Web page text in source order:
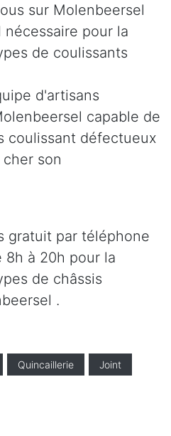
sur Molenbeersel
pour la
de coulissants
d'artisans
capable de
coulissant défectueux
son
gratuit par téléphone
8h à 20h pour la
de châssis
.
Quincaillerie Joint